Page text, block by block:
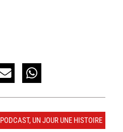
PODCAST, UN JOUR UNE HISTOIRE